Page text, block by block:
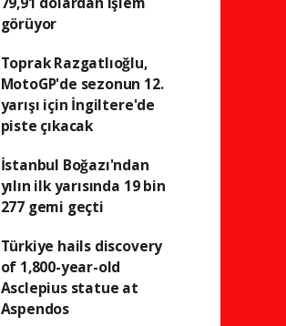
görüyor
Toprak Razgatlıoğlu,
MotoGP'de sezonun 12.
yarışı için İngiltere'de
piste çıkacak
İstanbul Boğazı'ndan
yılın ilk yarısında 19 bin
277 gemi geçti
Türkiye hails discovery
of 1,800-year-old
Asclepius statue at
Aspendos